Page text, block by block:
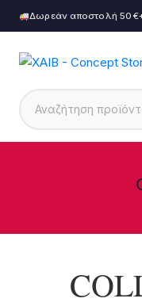
Δωρεάν αποστολή